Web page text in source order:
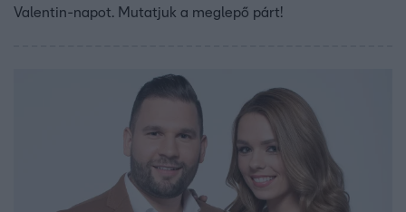
Valentin-napot. Mutatjuk a meglepő párt!